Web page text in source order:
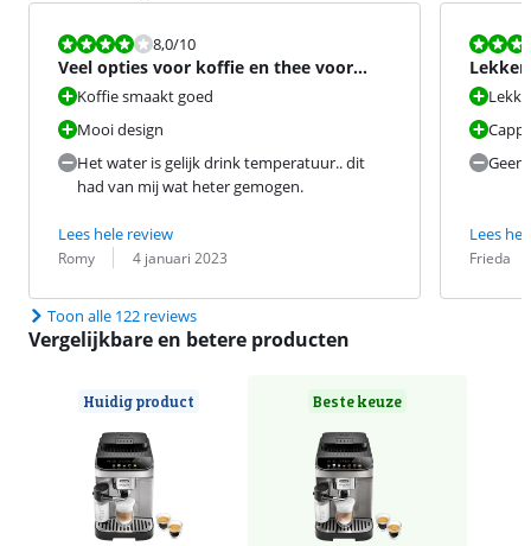
Beoordeling is 8,0 van de 10.
8,0/10
Veel opties voor koffie en thee voor
deze prijs..
Koffie smaakt goed
Mooi design
Het water is gelijk drink temperatuur.. dit
had van mij wat heter gemogen.
Lees hele review
Beoordeling door:
Romy
Datum: 4 januari 2023
Geen
Lees
Frieda
Datum:
Toon alle 122 reviews
Vergelijkbare en betere producten
Huidig product Beste keuze